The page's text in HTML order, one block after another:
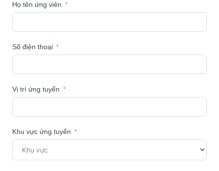
Họ tên ứng viên
Số điện thoại
Vị trí ứng tuyển
Khu vực ứng tuyển